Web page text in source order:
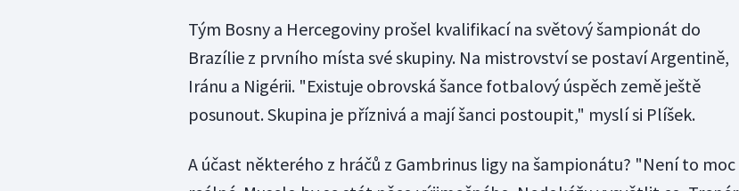
Tým Bosny a Hercegoviny prošel kvalifikací na světový šampionát do
Brazílie z prvního místa své skupiny. Na mistrovství se postaví Argentině,
Iránu a Nigérii. "Existuje obrovská šance fotbalový úspěch země ještě
posunout. Skupina je příznivá a mají šanci postoupit," myslí si Plíšek.
A účast některého z hráčů z Gambrinus ligy na šampionátu? "Není to moc